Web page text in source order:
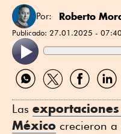
Por: Roberto
Publicado: 27.01.2025 - 07:40
Compartir
por
Compartir
por
Compartir
por
por
Las
México crecieron a